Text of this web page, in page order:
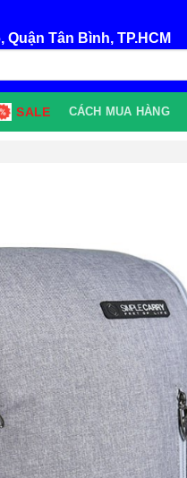
Tân Bình, TP.HCM
SALE CÁCH MUA HÀNG